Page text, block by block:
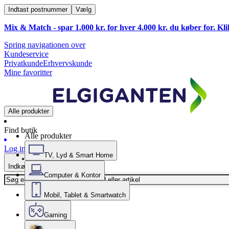
Indtast postnummer Vælg
Mix & Match - spar 1.000 kr. for hver 4.000 kr. du køber for.
Spring navigationen over
Kundeservice
PrivatkundeErhvervskunde
Mine favoritter
Alle produkter
Find butik
Log ind
Indkøbskurv
Alle produkter
TV, Lyd & Smart Home
Computer & Kontor
Mobil, Tablet & Smartwatch
Gaming